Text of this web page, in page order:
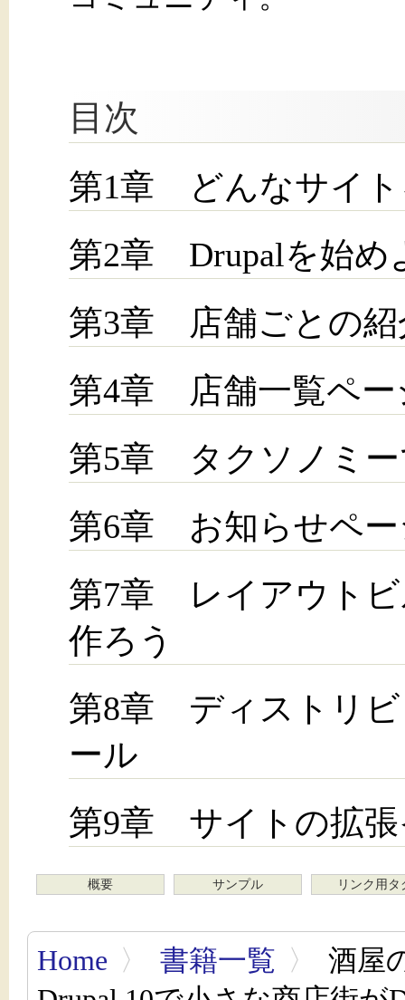
目次
第1章 どんなサイト
第2章 Drupalを始め
第3章 店舗ごとの紹
第4章 店舗一覧ペー
第5章 タクソノミー
第6章 お知らせペー
第7章 レイアウトビ
作ろう
第8章 ディストリビ
ール
第9章 サイトの拡張
概要 サンプル リンク用タ
Home 〉 書籍一覧 〉
酒屋